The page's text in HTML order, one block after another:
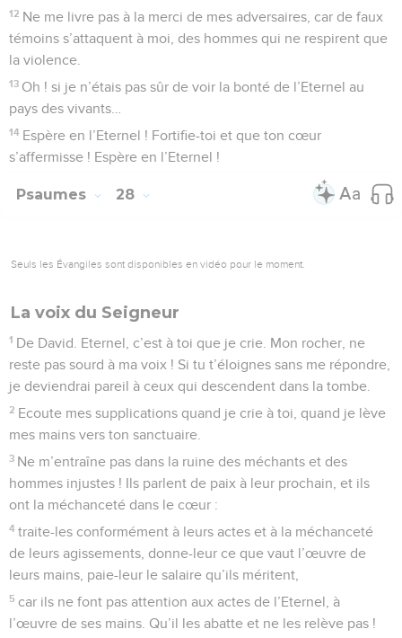
12 Ne me livre pas à la merci de mes adversaires, car de faux
témoins s’attaquent à moi, des hommes qui ne respirent que
la violence.
13 Oh ! si je n’étais pas sûr de voir la bonté de l’Eternel au
pays des vivants…
14 Espère en l’Eternel ! Fortifie-toi et que ton cœur
s’affermisse ! Espère en l’Eternel !
Psaumes 28
Seuls les Évangiles sont disponibles en vidéo pour le moment.
La voix du Seigneur
1 De David. Eternel, c’est à toi que je crie. Mon rocher, ne
reste pas sourd à ma voix ! Si tu t’éloignes sans me répondre,
je deviendrai pareil à ceux qui descendent dans la tombe.
2 Ecoute mes supplications quand je crie à toi, quand je lève
mes mains vers ton sanctuaire.
3 Ne m’entraîne pas dans la ruine des méchants et des
hommes injustes ! Ils parlent de paix à leur prochain, et ils
ont la méchanceté dans le cœur :
4 traite-les conformément à leurs actes et à la méchanceté
de leurs agissements, donne-leur ce que vaut l’œuvre de
leurs mains, paie-leur le salaire qu’ils méritent,
5 car ils ne font pas attention aux actes de l’Eternel, à
l’œuvre de ses mains. Qu’il les abatte et ne les relève pas !